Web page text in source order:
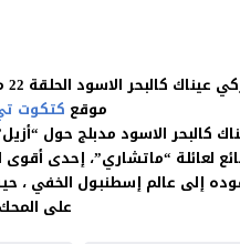
موقع كتكوت
الاسود مدبلج حول “أزيل”
لعائلة “ماتشاري”، إحدى
إلى عالم إسطنبول
على المحك